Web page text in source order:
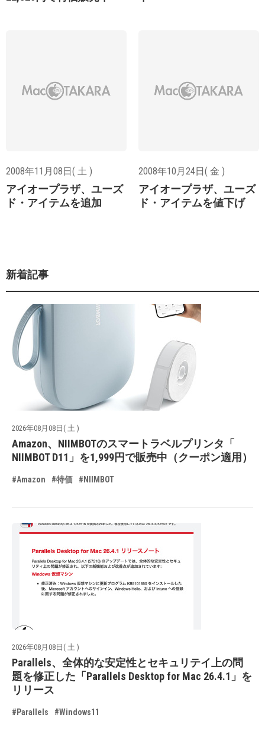
2008年11月08日( 土 )
アイオープラザ、ユーズ
ド・アイテムを追加
2008年10月24日( 金 )
アイオープラザ、ユーズ
ド・アイテムを値下げ
新着記事
2026年08月08日( 土 )
Amazon、NIIMBOTのスマートラベルプリンタ「
NIIMBOT D11」を1,999円で販売中（クーポン適用）
#Amazon #特価 #NIIMBOT
2026年08月08日( 土 )
Parallels、全体的な安定性とセキュリテイ上の問
題を修正した「Parallels Desktop for Mac 26.4.1」を
リリース
#Parallels #Windows11